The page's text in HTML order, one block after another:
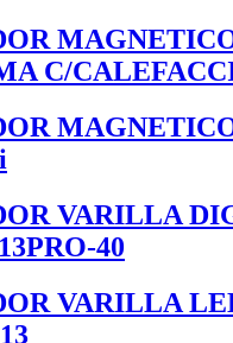
C/
VARILLA
40
VARILLA